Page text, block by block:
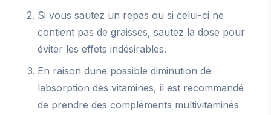
Si vous sautez un repas ou si celui-ci ne
contient pas de graisses, sautez la dose pour
éviter les effets indésirables.
En raison dune possible diminution de
labsorption des vitamines, il est recommandé
de prendre des compléments multivitaminés